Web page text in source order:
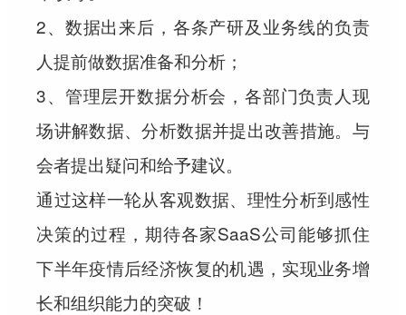
2、数据出来后，各条产研及业务线的负责
人提前做数据准备和分析；
3、管理层开数据分析会，各部门负责人现
场讲解数据、分析数据并提出改善措施。与
会者提出疑问和给予建议。
通过这样一轮从客观数据、理性分析到感性
决策的过程，期待各家SaaS公司能够抓住
下半年疫情后经济恢复的机遇，实现业务增
长和组织能力的突破！